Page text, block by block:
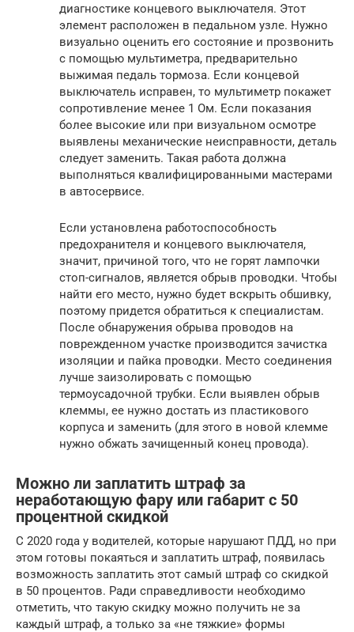
диагностике концевого выключателя. Этот
элемент расположен в педальном узле. Нужно
визуально оценить его состояние и прозвонить
с помощью мультиметра, предварительно
выжимая педаль тормоза. Если концевой
выключатель исправен, то мультиметр покажет
сопротивление менее 1 Ом. Если показания
более высокие или при визуальном осмотре
выявлены механические неисправности, деталь
следует заменить. Такая работа должна
выполняться квалифицированными мастерами
в автосервисе.
Если установлена работоспособность
предохранителя и концевого выключателя,
значит, причиной того, что не горят лампочки
стоп-сигналов, является обрыв проводки. Чтобы
найти его место, нужно будет вскрыть обшивку,
поэтому придется обратиться к специалистам.
После обнаружения обрыва проводов на
поврежденном участке производится зачистка
изоляции и пайка проводки. Место соединения
лучше заизолировать с помощью
термоусадочной трубки. Если выявлен обрыв
клеммы, ее нужно достать из пластикового
корпуса и заменить (для этого в новой клемме
нужно обжать зачищенный конец провода).
Можно ли заплатить штраф за
неработающую фару или габарит с 50
процентной скидкой
С 2020 года у водителей, которые нарушают ПДД, но при
этом готовы покаяться и заплатить штраф, появилась
возможность заплатить этот самый штраф со скидкой
в 50 процентов. Ради справедливости необходимо
отметить, что такую скидку можно получить не за
каждый штраф, а только за «не тяжкие» формы